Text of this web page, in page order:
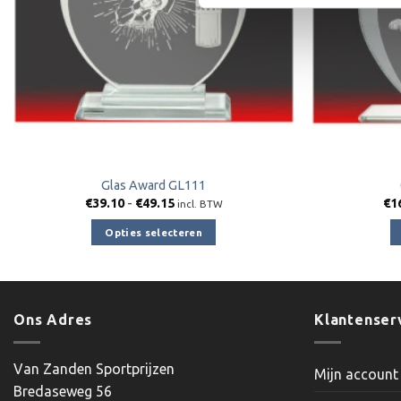
Glas Award GL111
€39.10 - €49.15Prijsklasse:
tot
€49.15
incl. BTW
Opties selecteren
optie
€
Ons Adres
Van Zanden Sportprijzen
Bredaseweg 56
Mijn account